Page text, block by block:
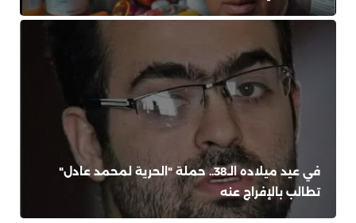
في عيد ميلاده الـ38.. حملة "الحرية لمحمد عادل"
تطالب بالإفراج عنه